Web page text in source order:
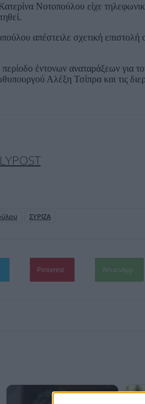
Νοτοπούλου είχε
απέστειλε σχετική
έντονων αναταράξεων για
Αλέξη Τσίπρα και τις
ΣΥΡΙΖΑ
Pinterest WhatsApp